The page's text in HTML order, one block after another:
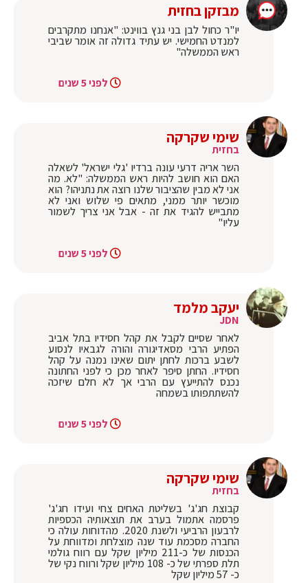
מבזקן בחזית
יו"ר כחול לבן בני גנץ בווינט: "אנחנו מתקרבים
למנדט החמישי. יש עתיד גדולה זה אומר שביבי
ראש הממשלה"
לפני 5 שנים
שימי שקרקה
בחזית
השר אריה דרעי עונה ברדיו 'גלי ישראל' לשאלה
האם הוא חושב להיות ראש הממשלה: "לא. מה
אני לא מבין שהציבור שלנו רוצה את נתניהו? הוא
מוכשר יותר ממני, מתאים פי שלוש ואני לא
מתבייש להגיד את זה - אבל אני צריך לשמור
עליו"
לפני 5 שנים
יעקב מלמד
JDN
לאחר שסיים לקבל את קהל חסידיו בתל אביב
הפתיע הרבי מסאדיגורה והורה לגבאיו לנסוע
לשבע ברכות לחתן יתום שאינו נמנה על קהל
חסידיו. החתן סיפר לאחר מכן כי לפני החתונה
נכנס להתייעץ עם הרבי אך לא חלם שיזכה
להשתתפותו בשמחה
לפני 5 שנים
שימי שקרקה
בחזית
קבוצת חג'ג' בשליטת האחים צחי ועידו חג'ג'
פרסמה אתמול בערב את תוצאותיה הכספיות
לרבעון הרביעי ולשנת 2020. מהדוחות עולה כי
החברה מסכמת עוד שנה מוצלחת ומדווחת על
הכנסות של כ-211 מיליון שקל עם רווח גולמי
תלת ספרתי של כ- 108 מיליון שקל ורווח נקי של
כ- 57 מיליון שקל